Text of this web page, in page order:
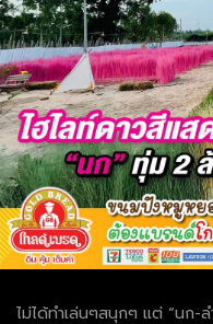
ไม่ได้ทำเล่นๆสนุกๆ แต่ “นก-